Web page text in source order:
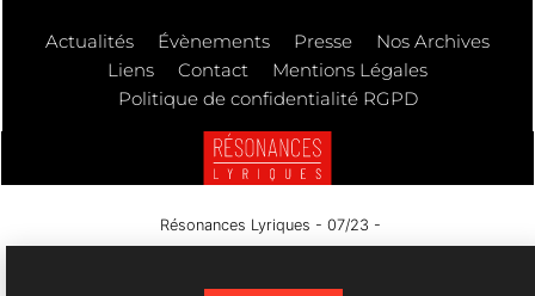
Actualités Évènements Presse
Nos Archives
Liens
Contact
Mentions Légales
Politique de confidentialité RGPD
Résonances Lyriques - 07/23 -